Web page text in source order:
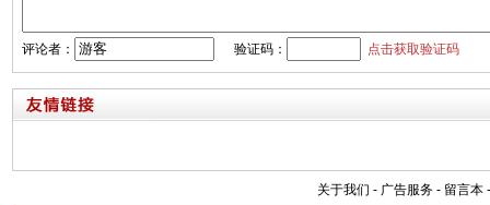
评论者： 验证码： 点击获取验证码
关于我们 - 广告服务 - 留言本